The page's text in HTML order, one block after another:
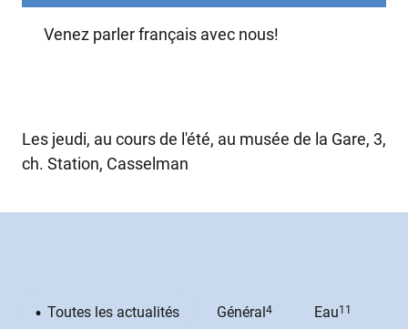
Venez parler français avec nous!
Les jeudi, au cours de l'été, au musée de la Gare, 3,
ch. Station, Casselman
Toutes les actualités Général4 Eau11